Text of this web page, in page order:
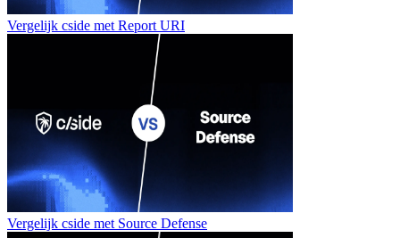
Vergelijk cside met Report URI
Vergelijk cside met Source Defense